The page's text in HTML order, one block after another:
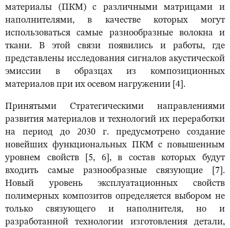
материалы (ПКМ) с различными матрицами и
наполнителями, в качестве которых могут
использоваться самые разнообразные волокна и
ткани. В этой связи появились и работы, где
представлены исследования сигналов акустической
эмиссии в образцах из композиционных
материалов при их осевом нагружении [4].
Принятыми Стратегическими направлениями
развития материалов и технологий их переработки
на период до 2030 г. предусмотрено создание
новейших функциональных ПКМ с повышенным
уровнем свойств [5, 6], в состав которых будут
входить самые разнообразные связующие [7].
Новый уровень эксплуатационных свойств
полимерных композитов определяется выбором не
только связующего и наполнителя, но и
разработанной технологии изготовления детали,